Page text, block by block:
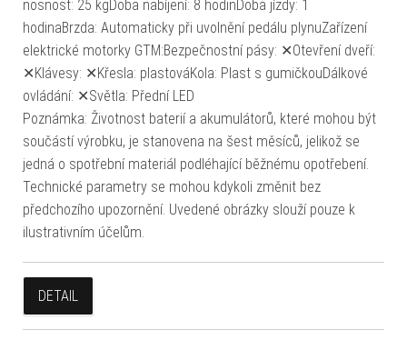
nosnost: 25 kgDoba nabíjení: 8 hodinDoba jízdy: 1
hodinaBrzda: Automaticky při uvolnění pedálu plynuZařízení
elektrické motorky GTM:Bezpečnostní pásy: ✕Otevření dveří:
✕Klávesy: ✕Křesla: plastováKola: Plast s gumičkouDálkové
ovládání: ✕Světla: Přední LED
Poznámka: Životnost baterií a akumulátorů, které mohou být
součástí výrobku, je stanovena na šest měsíců, jelikož se
jedná o spotřební materiál podléhající běžnému opotřebení.
Technické parametry se mohou kdykoli změnit bez
předchozího upozornění. Uvedené obrázky slouží pouze k
ilustrativním účelům.
DETAIL